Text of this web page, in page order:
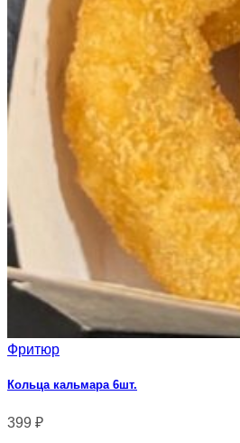
Фритюр
Кольца кальмара 6шт.
399 ₽